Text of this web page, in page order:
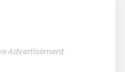
Advertisement